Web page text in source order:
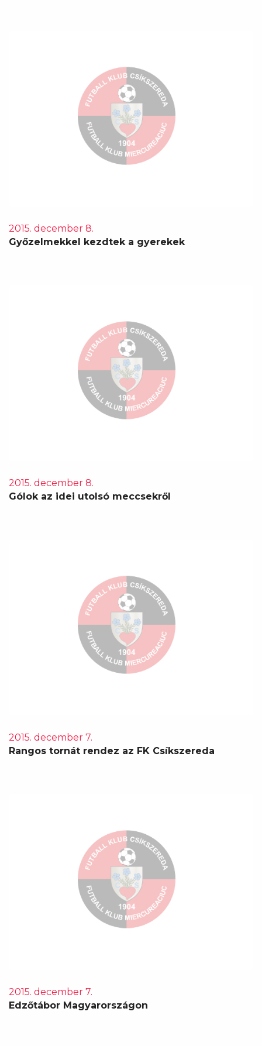
2015. december 8.
Győzelmekkel kezdtek a gyerekek
2015. december 8.
Gólok az idei utolsó meccsekről
2015. december 7.
Rangos tornát rendez az FK Csíkszereda
2015. december 7.
Edzőtábor Magyarországon